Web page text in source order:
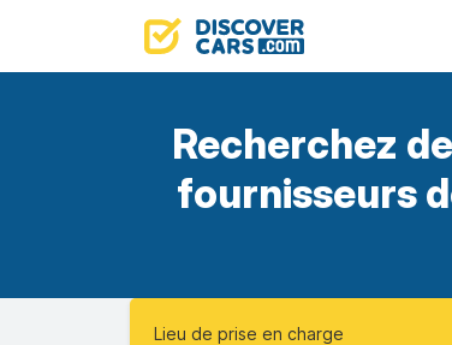
Recherchez
fournisseurs
Lieu de prise en charge